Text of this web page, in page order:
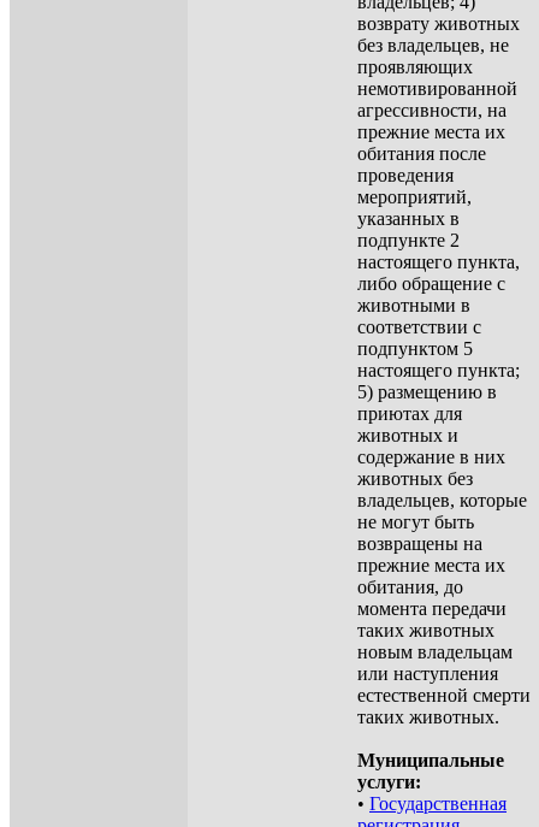
возврату животных
без владельцев, не
проявляющих
немотивированной
агрессивности, на
прежние места их
обитания после
проведения
мероприятий,
указанных в
подпункте 2
настоящего пункта,
либо обращение с
животными в
соответствии с
подпунктом 5
настоящего пункта;
5) размещению в
приютах для
животных и
содержание в них
животных без
владельцев, которые
не могут быть
возвращены на
прежние места их
обитания, до
момента передачи
таких животных
новым владельцам
или наступления
естественной смерти
таких животных.
Муниципальные
услуги:
• Государственная